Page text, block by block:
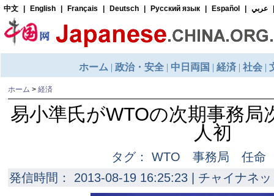
ホーム > 経済
易小準氏がWTOの次期事務
人初
タグ： WTO 事務局 任命
発信時間： 2013-08-19 16:25:23 | チャイナネ